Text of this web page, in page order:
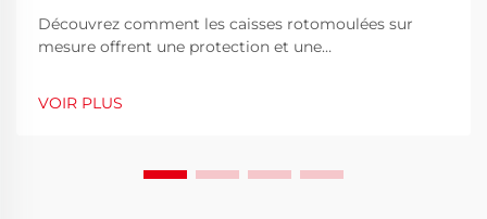
Découvrez comment les caisses rotomoulées sur
mesure offrent une protection et une
précision. Demandez un devis dès aujourd'hui.
VOIR PLUS